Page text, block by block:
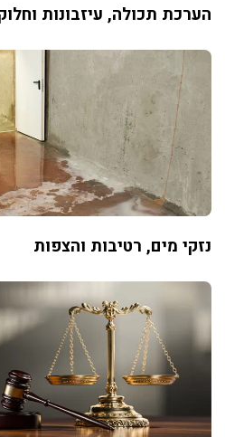
הערכת תכולה, עיזבונות
נזקי מים, רטיבות והצפות